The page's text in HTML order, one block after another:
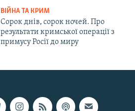
ВІЙНА ТА КРИМ
Сорок днів, сорок ночей. Про
результати кримської операції з
примусу Росії до миру